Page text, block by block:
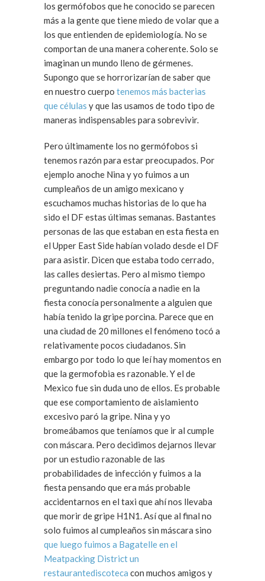
los germófobos que he conocido se parecen
más a la gente que tiene miedo de volar que a
los que entienden de epidemiología. No se
comportan de una manera coherente. Solo se
imaginan un mundo lleno de gérmenes.
Supongo que se horrorizarían de saber que
en nuestro cuerpo tenemos más bacterias
que células y que las usamos de todo tipo de
maneras indispensables para sobrevivir.
Pero últimamente los no germófobos si
tenemos razón para estar preocupados. Por
ejemplo anoche Nina y yo fuimos a un
cumpleaños de un amigo mexicano y
escuchamos muchas historias de lo que ha
sido el DF estas últimas semanas. Bastantes
personas de las que estaban en esta fiesta en
el Upper East Side habían volado desde el DF
para asistir. Dicen que estaba todo cerrado,
las calles desiertas. Pero al mismo tiempo
preguntando nadie conocía a nadie en la
fiesta conocía personalmente a alguien que
había tenido la gripe porcina. Parece que en
una ciudad de 20 millones el fenómeno tocó a
relativamente pocos ciudadanos. Sin
embargo por todo lo que leí hay momentos en
que la germofobia es razonable. Y el de
Mexico fue sin duda uno de ellos. Es probable
que ese comportamiento de aislamiento
excesivo paró la gripe. Nina y yo
bromeábamos que teníamos que ir al cumple
con máscara. Pero decidimos dejarnos llevar
por un estudio razonable de las
probabilidades de infección y fuimos a la
fiesta pensando que era más probable
accidentarnos en el taxi que ahí nos llevaba
que morir de gripe H1N1. Así que al final no
solo fuimos al cumpleaños sin máscara sino
que luego fuimos a Bagatelle en el
Meatpacking District un
restaurantediscoteca con muchos amigos y